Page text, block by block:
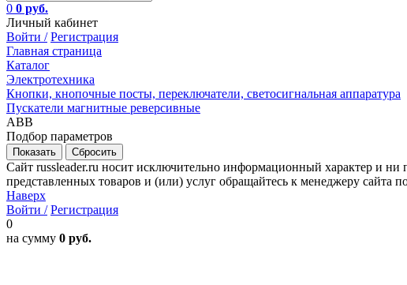
0 0 руб.
Личный кабинет
Войти / Регистрация
Главная страница
Каталог
Электротехника
Кнопки, кнопочные посты, переключатели, светосигнальная аппаратура
Пускатели магнитные реверсивные
ABB
Подбор параметров
Сайт russleader.ru носит исключительно информационный характер и
представленных товаров и (или) услуг обращайтесь к менеджеру сайта
Наверх
Войти / Регистрация
0
на сумму 0 руб.